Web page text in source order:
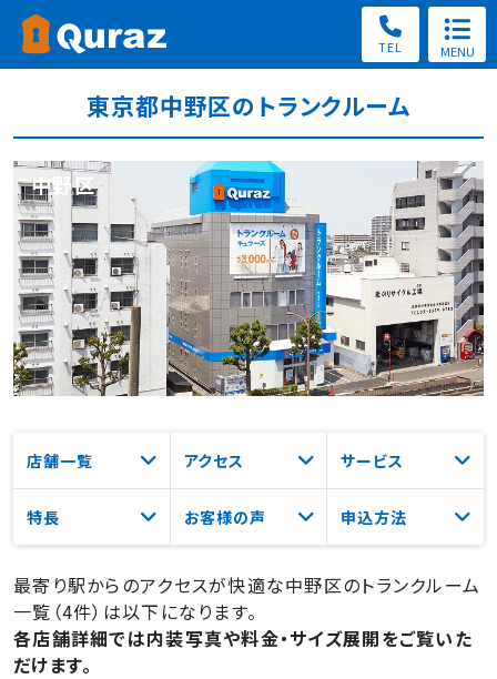
TEL MENU
0120-57-2018
8:30～19:30（年中無休）
店舗検索・Web申込み
店舗・料金検索
キュラーズとは？
キュラーズの使い方
収納サイズの選び方
評判・口コミ
法人利用のお客様
お客様サポート
マイページログイン（お支払い・契約内容の確認）
東京都中野区のトランクルーム
中野区
店舗一覧 アクセス サービス
特長 お客様の声 申込方法
最寄り駅からのアクセスが快適な中野区のトランクルーム
一覧（4件）は以下になります。
各店舗詳細では内装写真や料金・サイズ展開をご覧いた
だけます。